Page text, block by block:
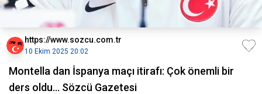
https://www.sozcu.com.tr
10 Ekim 2025 20:02
Montella dan İspanya maçı itirafı: Çok önemli bir
ders oldu... Sözcü Gazetesi